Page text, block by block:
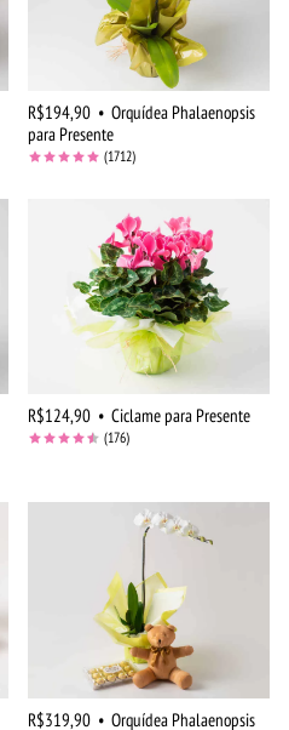
R$194,90 • Orquídea Phalaenopsis
para Presente
(1712)
R$124,90 • Ciclame para Presente
(176)
R$319,90 • Orquídea Phalaenopsis